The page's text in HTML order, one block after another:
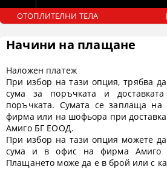
ОТОПЛИТЕЛНИ ТЕЛА
Начини на плащане
Наложен платеж
При избор на тази опция, трябва
сума за поръчката и
поръчката. Сумата се заплаща на
фирма или на шофьора при
Амиго БГ ЕООД.
При избор на тази опция можете
сума и в офис на фирма Амиго
Плащането може да е в брой или с